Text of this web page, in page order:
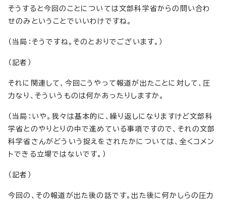
そうすると今回のことについては文部科学省からの問い合わ
せのみということでいいわけですね。
（当局：そうですね。そのとおりでございます。）
（記者）
それに関連して、今回こうやって報道が出たことに対して、圧
力なり、そういうものは何かあったりしますか。
（当局：いや。我々は基本的に、繰り返しになりますけど文部科
学省とのやりとりの中で進めている事項ですので、それの文部
科学省さんがどういう捉えをされたかについては、全くコメン
トできる立場ではないです。）
（記者）
今回の、その報道が出た後の話です。出た後に何かしらの圧力